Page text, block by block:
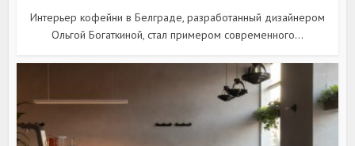
Интерьер кофейни в Белграде, разработанный дизайнером
Ольгой Богаткиной, стал примером современного...